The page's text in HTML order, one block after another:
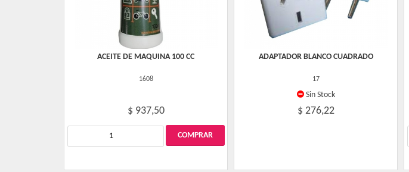
ACEITE DE MAQUINA 100 CC
1608
$ 937,50
ADAPTADOR BLANCO CUADRADO
17
Sin Stock
$ 276,22